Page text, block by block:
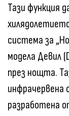
Тази функция
система за
модела Девил
през нощта.
инфрачервена
разработена